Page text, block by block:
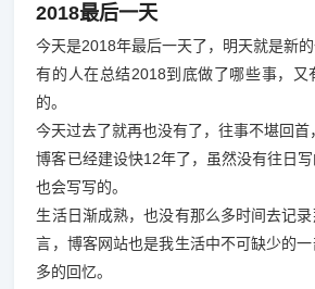
2018最后一天
今天是2018年最后一天了，明天就是新的
有的人在总结2018到底做了哪些事，又
的。
今天过去了就再也没有了，往事不堪回首
博客已经建设快12年了，虽然没有往日
也会写写的。
生活日渐成熟，也没有那么多时间去记
言，博客网站也是我生活中不可缺少的
多的回忆。